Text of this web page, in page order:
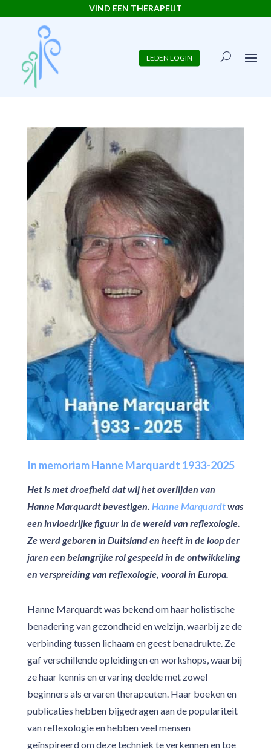
VIND EEN THERAPEUT
LEDEN LOGIN
In memoriam Hanne Marquardt 1933-2025
Het is met droefheid dat wij het overlijden van
Hanne Marquardt bevestigen. Hanne Marquardtwas
een invloedrijke figuur in de wereld van reflexologie.
Ze werd geboren in Duitsland en heeft in de loop der
jaren een belangrijke rol gespeeld in de ontwikkeling
en verspreiding van reflexologie, vooral in Europa.
Hanne Marquardt was bekend om haar holistische
benadering van gezondheid en welzijn, waarbij ze de
verbinding tussen lichaam en geest benadrukte. Ze
gaf verschillende opleidingen en workshops, waarbij
ze haar kennis en ervaring deelde met zowel
beginners als ervaren therapeuten. Haar boeken en
publicaties hebben bijgedragen aan de populariteit
van reflexologie en hebben veel mensen
geïnspireerd om deze techniek te verkennen en toe